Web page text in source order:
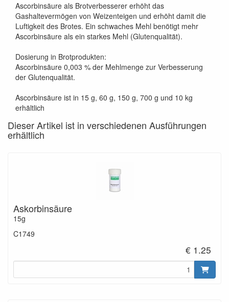
Ascorbinsäure als Brotverbesserer erhöht das
Gashaltevermögen von Weizenteigen und erhöht damit die
Luftigkeit des Brotes. Ein schwaches Mehl benötigt mehr
Ascorbinsäure als ein starkes Mehl (Glutenqualität).
Dosierung in Brotprodukten:
Ascorbinsäure 0,003 % der Mehlmenge zur Verbesserung
der Glutenqualität.
Ascorbinsäure ist in 15 g, 60 g, 150 g, 700 g und 10 kg
erhältlich
Dieser Artikel ist in verschiedenen Ausführungen
erhältlich
Askorbinsäure
15g
C1749
€ 1.25